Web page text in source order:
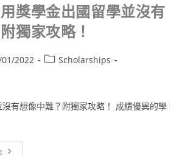
用獎學金出國留學並沒有
獨家攻略！
2022
Scholarships
有想像中難？附獨家攻略！ 成績優異的學